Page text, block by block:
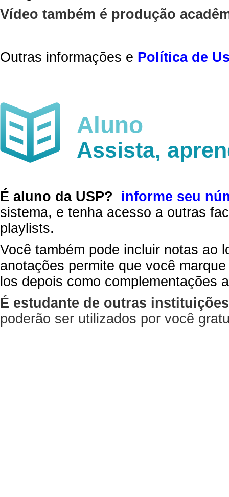
Vídeo também é produção
Outras informações e Política de
Aluno
Assista,
É aluno da USP?
informe seu
sistema, e tenha acesso a outras
playlists.
Você também pode incluir notas ao
anotações permite que você
los depois como complementações
É estudante de outras
poderão ser utilizados por você